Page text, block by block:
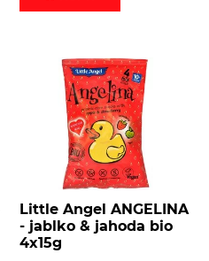
Little Angel ANGELINA
- jablko & jahoda bio
4x15g